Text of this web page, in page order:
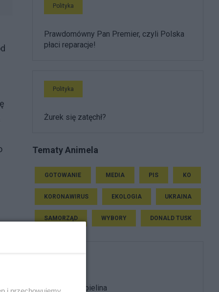
Polityka
Prawdomówny Pan Premier, czyli Polska
płaci reparacje!
Polityka
Żurek się zatęchł?
Tematy Animela
GOTOWANIE MEDIA PIS KO
KORONAWIRUS EKOLOGIA UKRAINA
SAMORZĄD WYBORY DONALD TUSK
Burak z Chobielina